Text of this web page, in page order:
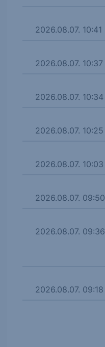
2026.08.07. 10:41
2026.08.07. 10:37
2026.08.07. 10:34
2026.08.07. 10:25
2026.08.07. 10:03
2026.08.07. 09:50
2026.08.07. 09:36
2026.08.07. 09:18